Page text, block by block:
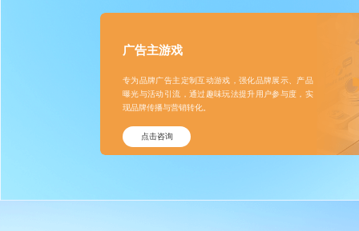
广告主游戏
专为品牌广告主定制互动游戏，强化品牌展示、产品
曝光与活动引流，通过趣味玩法提升用户参与度，实
现品牌传播与营销转化。
点击咨询